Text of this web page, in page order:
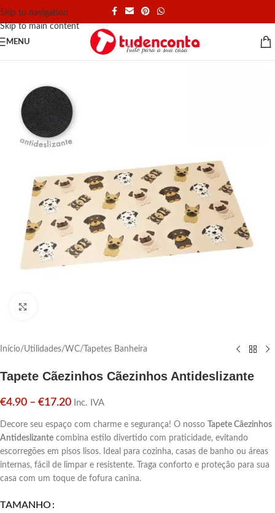
Skip to navigation
Skip to main content
MENU
Início/Utilidades/WC/ Tapetes Banheira
Tapete Cãezinhos Cãezinhos Antideslizante
€4.90 – €17.20 Inc. IVA
Decore seu espaço com charme e segurança! O nosso
Tapete Cãezinhos
Antideslizante combina estilo divertido com praticidade, evitando
escorregões em pisos lisos. Ideal para cozinha, casas de banho ou áreas
internas, fácil de limpar e resistente. Traga conforto e proteção para sua
casa com um toque de fofura canina.
TAMANHO